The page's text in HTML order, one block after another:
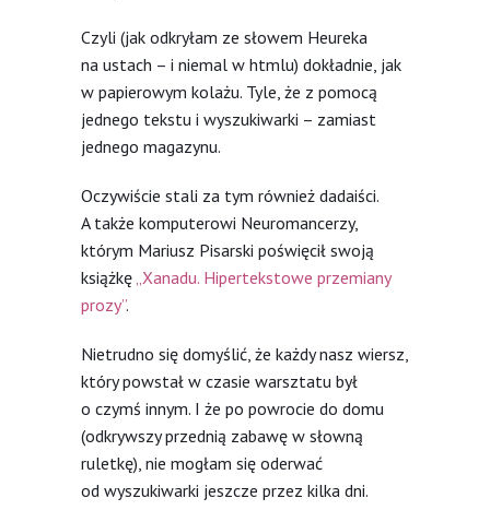
Czyli (jak odkryłam ze słowem Heureka
na ustach – i niemal w htmlu) dokładnie, jak
w papierowym kolażu. Tyle, że z pomocą
jednego tekstu i wyszukiwarki – zamiast
jednego magazynu.
Oczywiście stali za tym również dadaiści.
A także komputerowi Neuromancerzy,
którym Mariusz Pisarski poświęcił swoją
książkę „Xanadu. Hipertekstowe przemiany
prozy”.
Nietrudno się domyślić, że każdy nasz wiersz,
który powstał w czasie warsztatu był
o czymś innym. I że po powrocie do domu
(odkrywszy przednią zabawę w słowną
ruletkę), nie mogłam się oderwać
od wyszukiwarki jeszcze przez kilka dni.